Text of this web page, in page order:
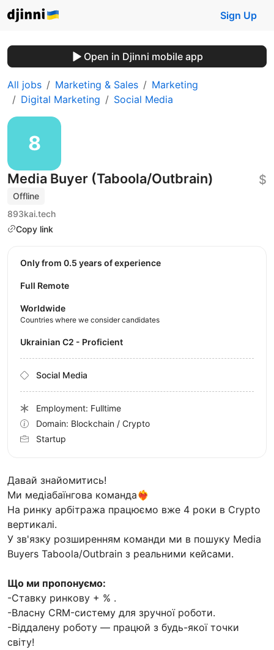
Sign Up
Open in Djinni mobile app
All jobs Marketing & Sales
Marketing
Digital Marketing
Social Media
Media Buyer (Taboola/Outbrain)
Offline
893kai.tech
Copy link
$
Давай знайомитись!
Ми медіабаїнгова команда❤️‍🔥
На ринку арбітража працюємо вже 4 роки в Crypto
вертикалі.
У зв'язку розширенням команди ми в пошуку Media
Buyers Taboola/Outbrain з реальними кейсами.
Що ми пропонуємо:
-Ставку ринкову + % .
-Власну CRM-систему для зручної роботи.
-Віддалену роботу — працюй з будь-якої точки
світу!
Only from 0.5 years of experience
Full Remote
Worldwide
Countries where we consider candidates
Ukrainian C2 - Proficient
Social Media
Employment: Fulltime
Domain: Blockchain / Crypto
Startup